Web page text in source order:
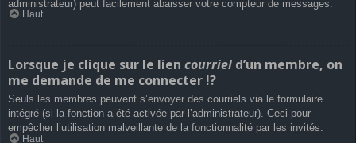
administrateur) peut facilement abaisser votre compteur de messages.
Haut
Lorsque je clique sur le lien courriel d’un membre, on
me demande de me connecter !?
Seuls les membres peuvent s’envoyer des courriels via le formulaire
intégré (si la fonction a été activée par l’administrateur). Ceci pour
empêcher l’utilisation malveillante de la fonctionnalité par les invités.
Haut